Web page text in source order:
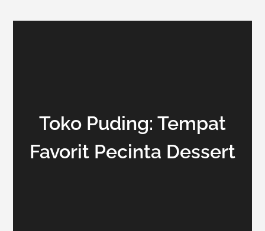
Toko Puding: Tempat
Favorit Pecinta Dessert